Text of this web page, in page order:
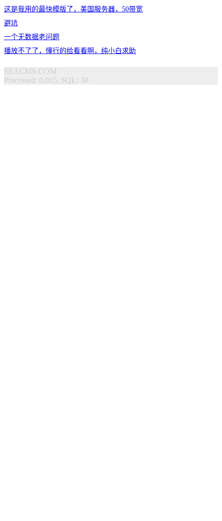
这是我用的最快模版了，美国服务器，50带宽
避坑
一个无数据老问题
播放不了了，懂行的给看看啊，纯小白求助
SEACMS.COM
Processed: 0.015, SQL: 30